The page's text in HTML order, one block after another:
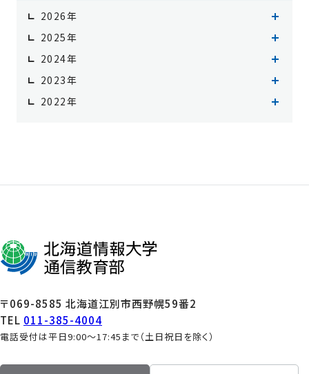
2026年
2026年8月（2）
2026年7月（3）
2026年5月（1）
2026年3月（1）
2025年
2025年12月（3）
2025年11月（1）
2025年9月（1）
2024年
2024年12月（2）
2024年11月（1）
2024年6月（1）
2024年2月（3）
2024年1月（6）
2023年
2023年12月（2）
2023年7月（1）
2023年2月（2）
2023年1月（1）
2022年
〒069-8585 北海道江別市西野幌59番2
TEL 011-385-4004
電話受付は平日9:00～17:45まで（土日祝日を除く）